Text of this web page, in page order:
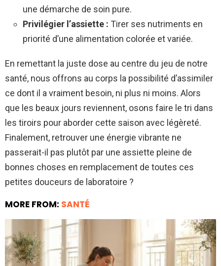
une démarche de soin pure.
Privilégier l’assiette : Tirer ses nutriments en
priorité d’une alimentation colorée et variée.
En remettant la juste dose au centre du jeu de notre
santé, nous offrons au corps la possibilité d’assimiler
ce dont il a vraiment besoin, ni plus ni moins. Alors
que les beaux jours reviennent, osons faire le tri dans
les tiroirs pour aborder cette saison avec légèreté.
Finalement, retrouver une énergie vibrante ne
passerait-il pas plutôt par une assiette pleine de
bonnes choses en remplacement de toutes ces
petites douceurs de laboratoire ?
MORE FROM: SANTÉ